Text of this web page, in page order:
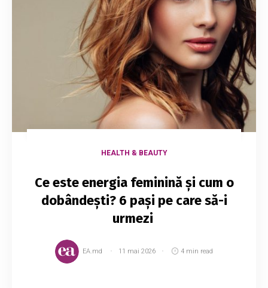
HEALTH & BEAUTY
Ce este energia feminină și cum o
dobândești? 6 pași pe care să-i
urmezi
EA.md 11 mai 2026 4 min read